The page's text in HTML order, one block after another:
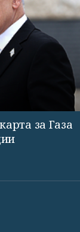
за Газа